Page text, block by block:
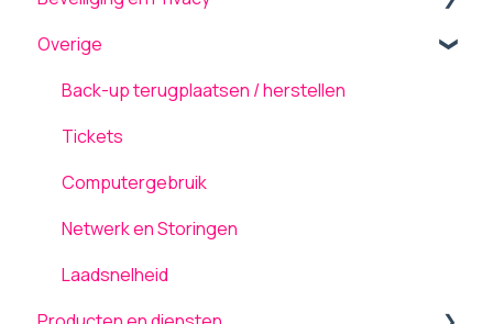
Menu
Theme settings
Plugins
Formulieren
Pagina's
Media
Beveiliging
Onderhoud en updates
TLS ondersteuning
AVG / GDPR
Overige
Back-up terugplaatsen / herstellen
Tickets
Computergebruik
Netwerk en Storingen
Laadsnelheid